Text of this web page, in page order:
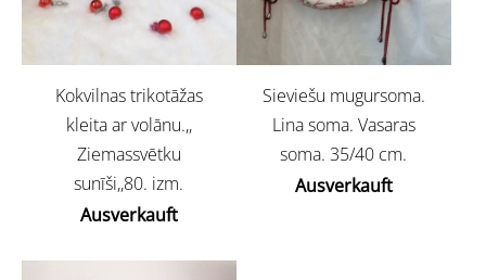
Kokvilnas trikotāžas
kleita ar volānu.,,
Ziemassvētku
sunīši,,80. izm.
Ausverkauft
Sieviešu mugursoma.
Lina soma. Vasaras
soma. 35/40 cm.
Ausverkauft